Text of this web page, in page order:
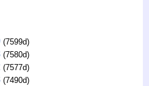
(7599d)
(7580d)
(7577d)
(7490d)